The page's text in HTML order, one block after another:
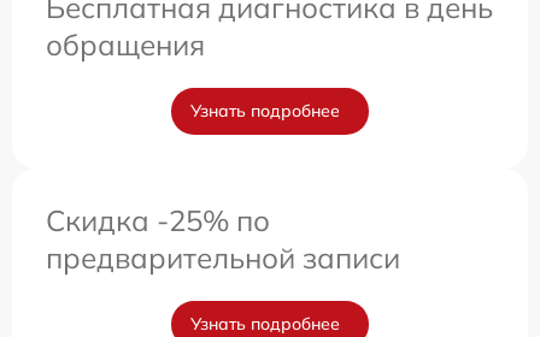
обращения
Узнать подробнее
Скидка -25% по
предварительной записи
Узнать подробнее